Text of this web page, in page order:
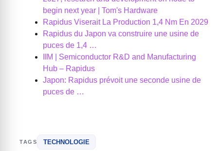
begin next year | Tom's Hardware
Rapidus Viserait La Production 1,4 Nm En 2029
Rapidus du Japon va construire une usine de
puces de 1,4 …
IIM | Semiconductor R&D and Manufacturing
Hub – Rapidus
Japon: Rapidus prévoit une seconde usine de
puces de …
TAGS TECHNOLOGIE